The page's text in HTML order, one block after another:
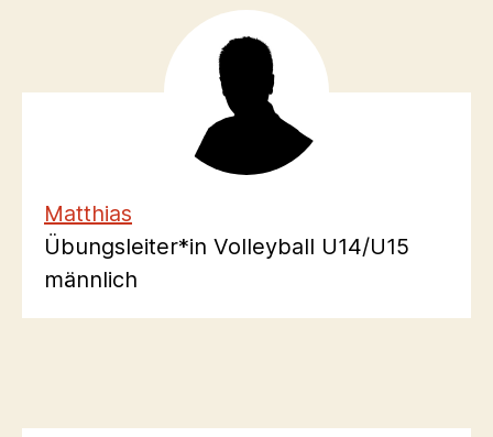
Matthias
Übungsleiter*in Volleyball U14/U15
männlich